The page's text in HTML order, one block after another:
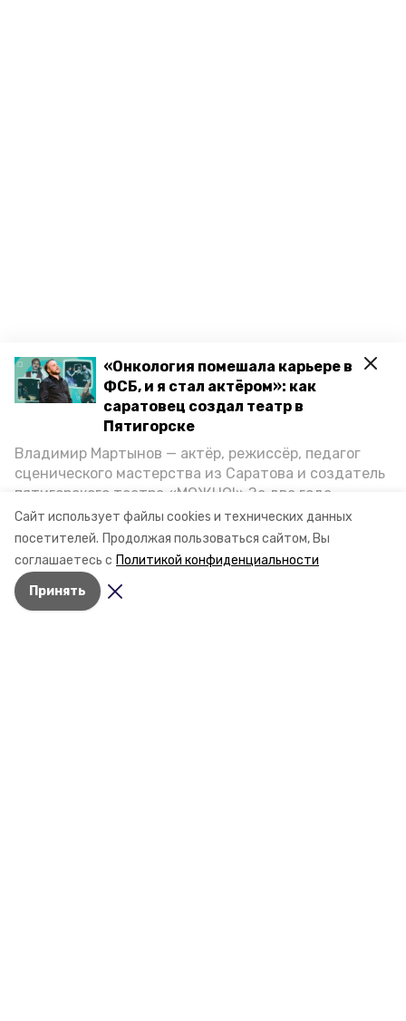
Сайт использует файлы cookies и технических данных
посетителей. Продолжая пользоваться сайтом, Вы
соглашаетесь с Политикой конфиденциальности
Принять
«Онкология помешала карьере в
ФСБ, и я стал актёром»: как
саратовец создал театр в
Пятигорске
Владимир Мартынов — актёр, режиссёр, педагог
сценического мастерства из Саратова и создатель
пятигорского театра «МОЖНО!» За два года
существования театр выпустил восемь спектаклей,
впереди — новые премьеры. О том, как стал
артистом, попал в Пятигорск и собрал труппу,
режиссёр рассказал корреспонденту «Портала
Пятигорска».